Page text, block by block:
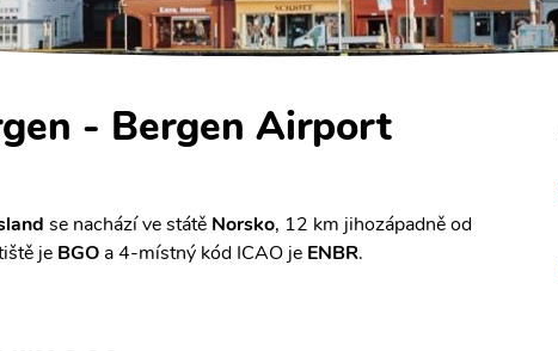
- Bergen Airport
se nachází ve státě Norsko, 12 km jihozápadně od
je BGO a 4-místný kód ICAO je ENBR.